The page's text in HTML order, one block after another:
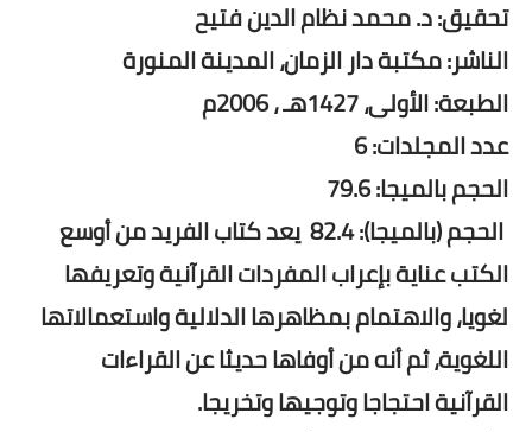
تحقيق: د. محمد نظام الدين فتيح
الناشر: مكتبة دار الزمان، المدينة المنورة
الطبعة: الأولى، 1427هـ ، 2006م
عدد المجلدات: 6
الحجم بالميجا: 79.6
الحجم (بالميجا): 82.4 يعد كتاب الفريد من أوسع
الكتب عناية بإعراب المفردات القرآنية وتعريفها
لغويا، والاهتمام بمظاهرها الدلالية واستعمالاتها
اللغوية، ثم أنه من أوفاها حديثا عن القراءات
القرآنية احتجاجا وتوجيها وتخريجا.